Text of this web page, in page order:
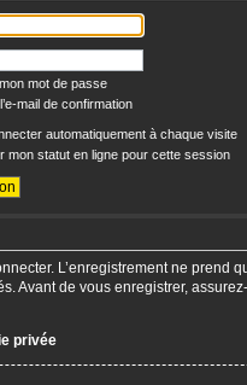
mot de passe
mail de confirmation
automatiquement à chaque visite
mon statut en ligne pour cette session
L’enregistrement ne
Avant de vous enregistrer,
privée